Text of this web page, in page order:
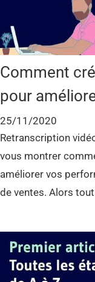
Comment
pour
25/11/2020
Retranscription
vous montrer
améliorer vos
de ventes. Alors